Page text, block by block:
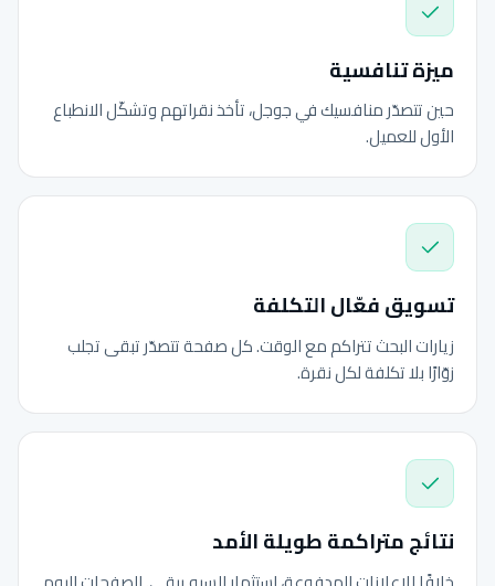
ميزة تنافسية
حين تتصدّر منافسيك في جوجل، تأخذ نقراتهم وتشكّل الانطباع
الأول للعميل.
تسويق فعّال التكلفة
زيارات البحث تتراكم مع الوقت. كل صفحة تتصدّر تبقى تجلب
زوّارًا بلا تكلفة لكل نقرة.
نتائج متراكمة طويلة الأمد